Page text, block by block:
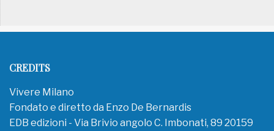
CREDITS
Vivere Milano
Fondato e diretto da Enzo De Bernardis
EDB edizioni - Via Brivio angolo C. Imbonati, 89 20159